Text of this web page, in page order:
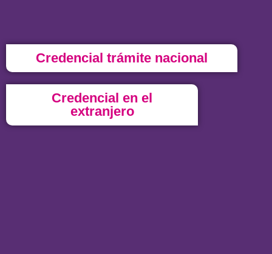
Credencial trámite nacional
Credencial en el
extranjero